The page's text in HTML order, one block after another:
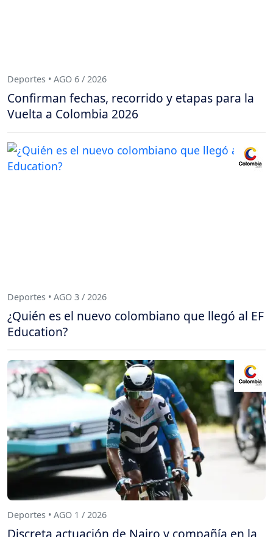
Deportes • AGO 6 / 2026
Confirman fechas, recorrido y etapas para la
Vuelta a Colombia 2026
Deportes • AGO 3 / 2026
¿Quién es el nuevo colombiano que llegó al EF
Education?
Deportes • AGO 1 / 2026